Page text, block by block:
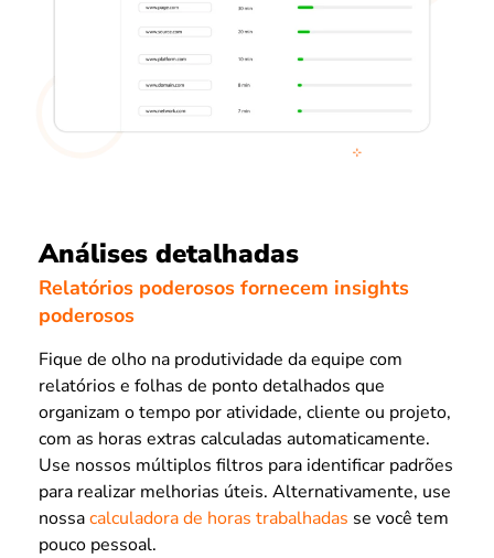
Análises detalhadas
Relatórios poderosos fornecem insights
poderosos
Fique de olho na produtividade da equipe com
relatórios e folhas de ponto detalhados que
organizam o tempo por atividade, cliente ou projeto,
com as horas extras calculadas automaticamente.
Use nossos múltiplos filtros para identificar padrões
para realizar melhorias úteis. Alternativamente, use
nossacalculadora de horas trabalhadas se você tem
pouco pessoal.